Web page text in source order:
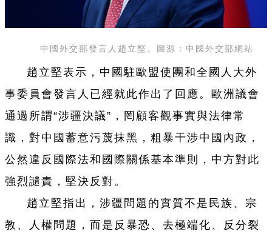
中國外交部發言人趙立堅。圖源：中國外交部網站
趙立堅表示，中國駐歐盟使團和全國人大外
事委員會發言人已經就此作出了回應。歐洲議會
通過所謂“涉疆決議”，罔顧客觀事實與法律常
識，對中國蓄意污蔑抹黑，粗暴干涉中國內政，
公然違反國際法和國際關係基本準則，中方對此
強烈譴責，堅決反對。
趙立堅指出，涉疆問題的實質不是民族、宗
教、人權問題，而是反暴恐、去極端化、反分裂